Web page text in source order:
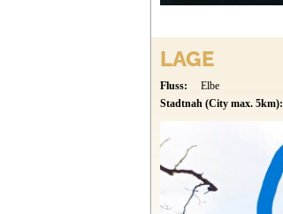
LAGE
Fluss: Elbe
Stadtnah (City max. 5km):